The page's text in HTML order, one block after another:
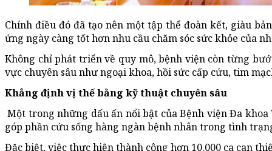
Chính điều đó đã tạo nên một tập thể đoàn kết, giàu
ứng ngày càng tốt hơn nhu cầu chăm sóc sức khỏe của
Không chỉ phát triển về quy mô, bệnh viện còn từng
vực chuyên sâu như ngoại khoa, hồi sức cấp cứu, tim
Khẳng định vị thế bằng kỹ thuật chuyên sâu
Một trong những dấu ấn nổi bật của Bệnh viện Đa
góp phần cứu sống hàng ngàn bệnh nhân trong tình
Đặc biệt, việc thực hiện thành công hơn 10.000 ca can